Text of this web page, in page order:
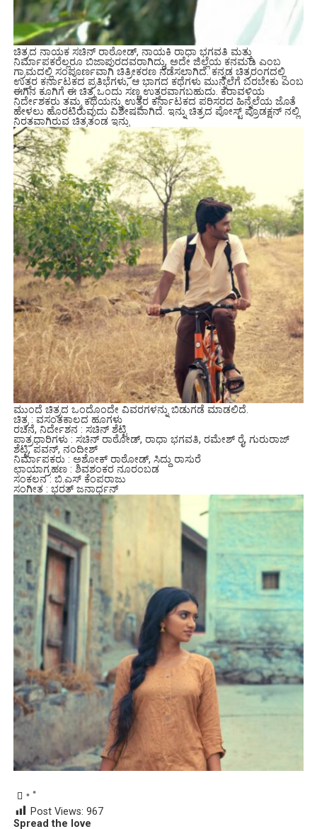
ಚಿತ್ರದ ನಾಯಕ ಸಚಿನ್ ರಾಠೋಡ್, ನಾಯಕಿ ರಾಧಾ ಭಗವತಿ ಮತ್ತು
ನಿರ್ಮಾಪಕರೆಲ್ಲರೂ ಬಿಜಾಪುರದವರಾಗಿದ್ದು, ಅದೇ ಜಿಲ್ಲೆಯ ಕನಮಡಿ ಎಂಬ
ಗ್ರಾಮದಲ್ಲಿ ಸಂಪೂರ್ಣವಾಗಿ ಚಿತ್ರೀಕರಣ ನಡೆಸಲಾಗಿದೆ. ಕನ್ನಡ ಚಿತ್ರರಂಗದಲ್ಲಿ
ಉತ್ತರ ಕರ್ನಾಟಕದ ಪ್ರತಿಭೆಗಳು, ಆ ಭಾಗದ ಕಥೆಗಳು ಮುನ್ನೆಲೆಗೆ ಬರಬೇಕು ಎಂಬ
ಈಗಿನ ಕೂಗಿಗೆ ಈ ಚಿತ್ರ ಒಂದು ಸಣ್ಣ ಉತ್ತರವಾಗಬಹುದು. ಕರಾವಳಿಯ
ನಿರ್ದೇಶಕರು ತಮ್ಮ ಕಥೆಯನ್ನು ಉತ್ತರ ಕರ್ನಾಟಕದ ಪರಿಸರದ ಹಿನ್ನೆಲೆಯ ಜೊತೆ
ಹೇಳಲು ಹೊರಟಿರುವುದು ವಿಶೇಷವಾಗಿದೆ. ಇನ್ನು ಚಿತ್ರದ ಪೋಸ್ಟ್ ಪ್ರೊಡಕ್ಷನ್ ನಲ್ಲಿ
ನಿರತವಾಗಿರುವ ಚಿತ್ರತಂಡ ಇನ್ನು
ಮುಂದೆ ಚಿತ್ರದ ಒಂದೊಂದೇ ವಿವರಗಳನ್ನು ಬಿಡುಗಡೆ ಮಾಡಲಿದೆ.
ಚಿತ್ರ : ವಸಂತಕಾಲದ ಹೂಗಳು
ರಚನೆ, ನಿರ್ದೇಶನ : ಸಚಿನ್ ಶೆಟ್ಟಿ
ಪಾತ್ರಧಾರಿಗಳು : ಸಚಿನ್ ರಾಠೋಡ್, ರಾಧಾ ಭಗವತಿ, ರಮೇಶ್ ರೈ, ಗುರುರಾಜ್
ಶೆಟ್ಟಿ, ಪವನ್, ನಂದೀಶ್
ನಿರ್ಮಾಪಕರು : ಅಶೋಕ್ ರಾಠೋಡ್, ಸಿದ್ದು ರಾಸುರೆ
ಛಾಯಾಗ್ರಹಣ : ಶಿವಶಂಕರ ನೂರಂಬಡ
ಸಂಕಲನ : ಬಿ.ಎಸ್ ಕೆಂಪರಾಜು
ಸಂಗೀತ : ಭರತ್ ಜನಾರ್ಧನ್
Post Views: 967
Spread the love